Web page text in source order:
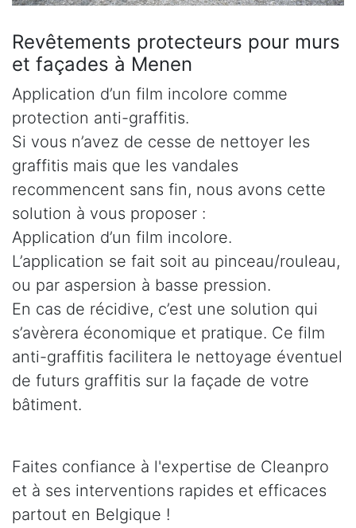
Revêtements protecteurs pour murs
et façades à Menen
Application d’un film incolore comme
protection anti-graffitis.
Si vous n’avez de cesse de nettoyer les
graffitis mais que les vandales
recommencent sans fin, nous avons cette
solution à vous proposer :
Application d’un film incolore.
L’application se fait soit au pinceau/rouleau,
ou par aspersion à basse pression.
En cas de récidive, c’est une solution qui
s’avèrera économique et pratique. Ce film
anti-graffitis facilitera le nettoyage éventuel
de futurs graffitis sur la façade de votre
bâtiment.
Faites confiance à l'expertise de Cleanpro
et à ses interventions rapides et efficaces
partout en Belgique !